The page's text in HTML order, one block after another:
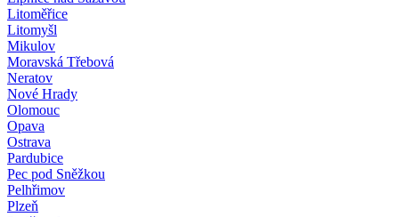
Litoměřice
Litomyšl
Mikulov
Moravská Třebová
Neratov
Nové Hrady
Olomouc
Opava
Ostrava
Pardubice
Pec pod Sněžkou
Pelhřimov
Plzeň